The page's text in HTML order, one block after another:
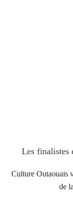
Les finalistes
Culture Outaouais
de